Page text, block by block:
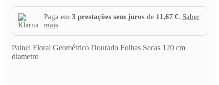
Geométrico
Dourado
Folhas
cm
diametro
Paga em3 prestações sem juros de 11,67 €. Saber
mais
Painel Floral Geométrico Dourado Folhas Secas 120 cm
diametro